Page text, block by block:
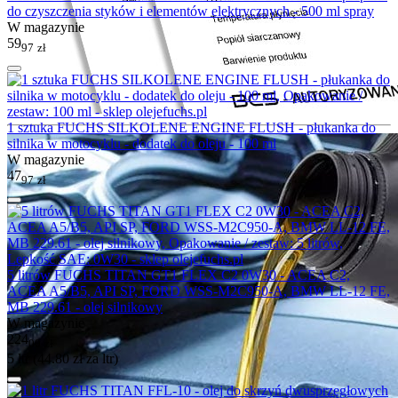
do czyszczenia styków i elementów elektrycznych - 500 ml spray
W magazynie
5997 zł
1 sztuka FUCHS SILKOLENE ENGINE FLUSH - płukanka do
silnika w motocyklu - dodatek do oleju - 100 ml
W magazynie
4797 zł
5 litrów FUCHS TITAN GT1 FLEX C2 0W30 - ACEA C2,
ACEA A5/B5, API SP, FORD WSS-M2C950-A, BMW LL-12 FE,
MB 229.61 - olej silnikowy
W magazynie
22400
5 ltr ( 44.80złza ltr)